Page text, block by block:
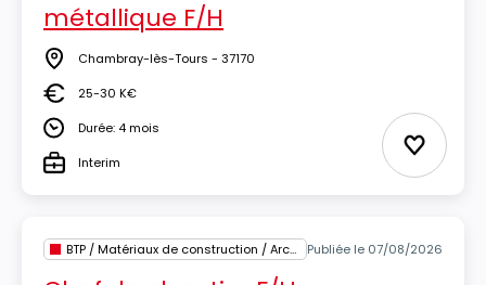
métallique F/H
Lieu Chambray-lès-Tours - 37170
Salaire25-30 K€
DuréeDurée: 4 mois
TypeInterim Ajouter
BTP / Matériaux de construction / Architecture Publiée le 07/08/2026